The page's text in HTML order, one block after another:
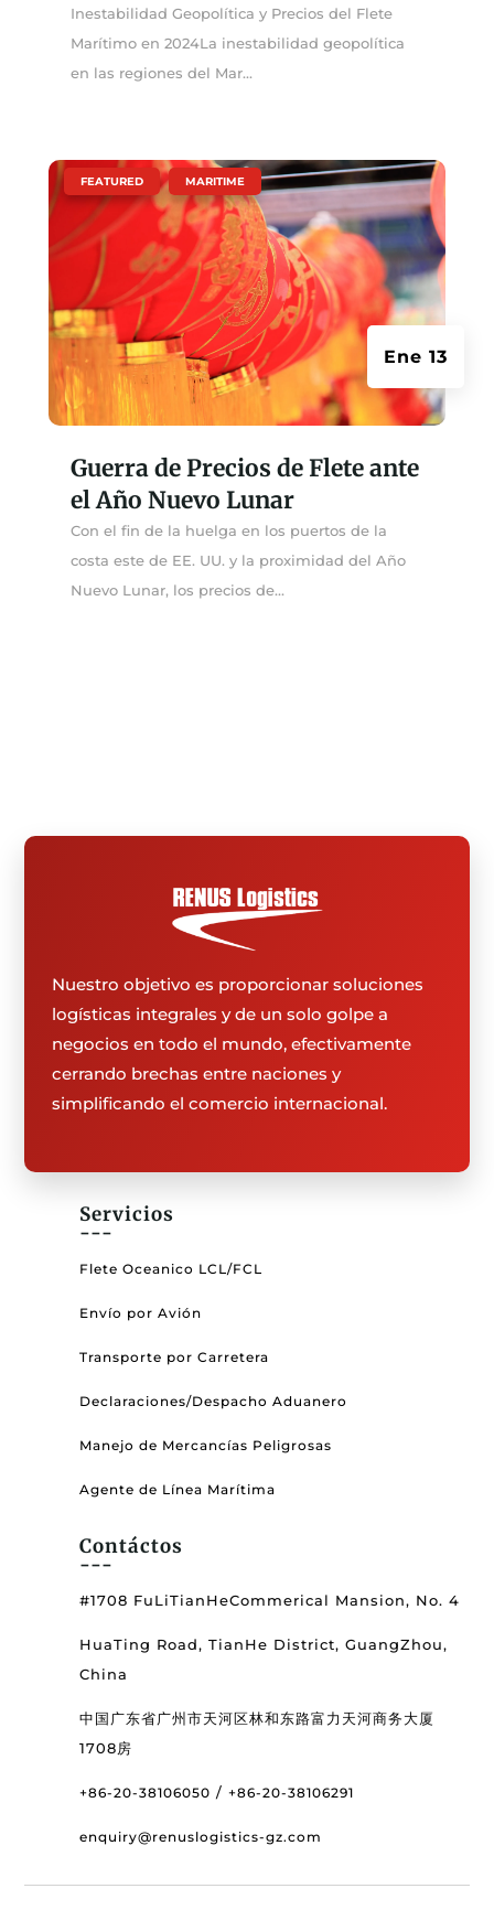
Inestabilidad Geopolítica y Precios del Flete
Marítimo en 2024La inestabilidad geopolítica
en las regiones del Mar...
Guerra de Precios de Flete ante
el Año Nuevo Lunar
Ene 13
FEATURED MARITIME
Con el fin de la huelga en los puertos de la
costa este de EE. UU. y la proximidad del Año
Nuevo Lunar, los precios de...
Nuestro objetivo es proporcionar soluciones
logísticas integrales y de un solo golpe a
negocios en todo el mundo, efectivamente
cerrando brechas entre naciones y
simplificando el comercio internacional.
Servicios
---
Flete Oceanico LCL/FCL
Envío por Avión
Transporte por Carretera
Declaraciones/Despacho Aduanero
Manejo de Mercancías Peligrosas
Agente de Línea Marítima
Contáctos
---
#1708 FuLiTianHeCommerical Mansion, No. 4
HuaTing Road, TianHe District, GuangZhou,
China
中国广东省广州市天河区林和东路富力天河商务大厦
1708房
+86-20-38106050 /+86-20-38106291
enquiry@renuslogistics-gz.com